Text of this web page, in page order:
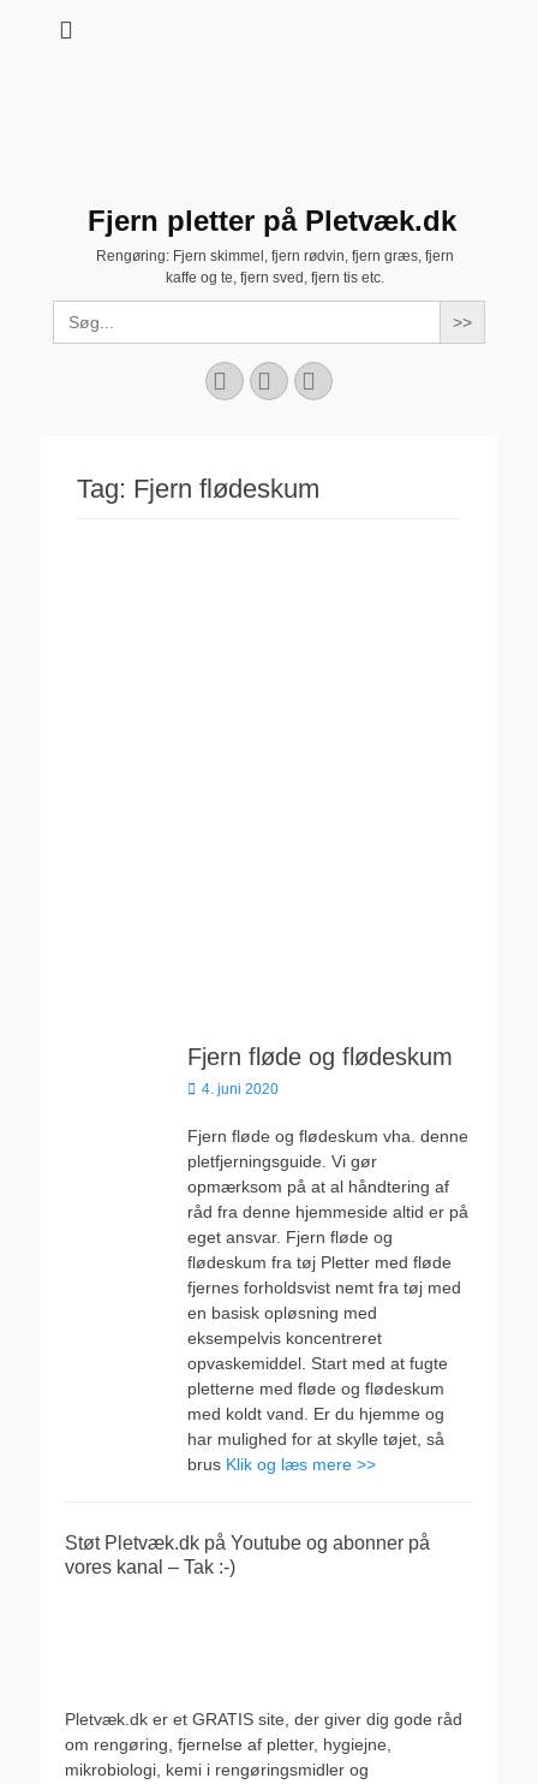
Fjern pletter på Pletvæk.dk
Rengøring: Fjern skimmel, fjern rødvin, fjern græs, fjern
kaffe og te, fjern sved, fjern tis etc.
Search
for:
Facebook
YouTubeInstagram
Tag: Fjern flødeskum
Fjern fløde og flødeskum
Udgivet
4. juni 2020
Fjern fløde og flødeskum vha. denne
pletfjerningsguide. Vi gør
opmærksom på at al håndtering af
råd fra denne hjemmeside altid er på
eget ansvar. Fjern fløde og
flødeskum fra tøj Pletter med fløde
fjernes forholdsvist nemt fra tøj med
en basisk opløsning med
eksempelvis koncentreret
opvaskemiddel. Start med at fugte
pletterne med fløde og flødeskum
med koldt vand. Er du hjemme og
har mulighed for at skylle tøjet, så
brus Klik og læs mere >>
Støt Pletvæk.dk på Youtube og abonner på
vores kanal – Tak :-)
Pletvæk.dk er et GRATIS site, der giver dig gode råd
om rengøring, fjernelse af pletter, hygiejne,
mikrobiologi, kemi i rengøringsmidler og